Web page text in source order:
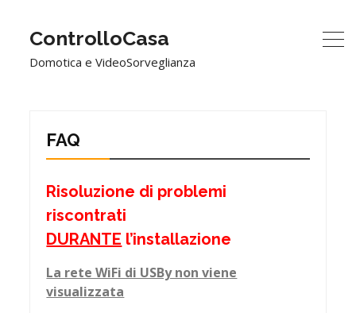
ControlloCasa
Domotica e VideoSorveglianza
FAQ
Risoluzione di problemi
riscontrati
DURANTE l’installazione
La rete WiFi di USBy non viene
visualizzata